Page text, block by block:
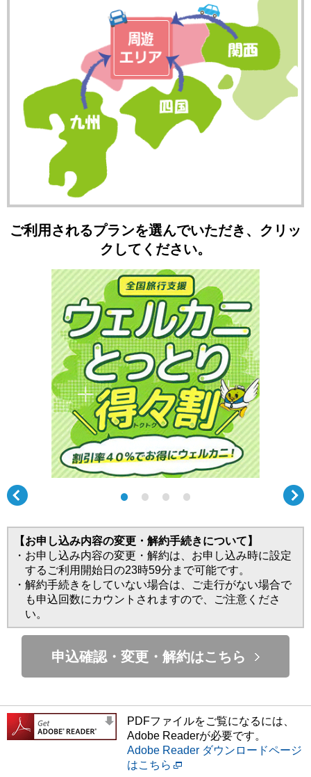
ご利用されるプランを選んでいただき、クリッ
クしてください。
【お申し込み内容の変更・解約手続きについて】
・お申し込み内容の変更・解約は、お申し込み時に設定
するご利用開始日の23時59分まで可能です。
・解約手続きをしていない場合は、ご走行がない場合で
も申込回数にカウントされますので、ご注意くださ
い。
申込確認・変更・解約はこちら
PDFファイルをご覧になるには、
Adobe Readerが必要です。
Adobe Reader ダウンロードページ
はこちら